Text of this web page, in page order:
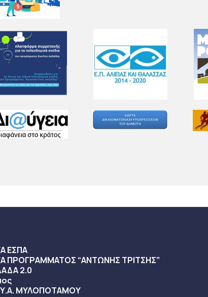
ΕΣΠΑ
ΠΡΟΓΡΑΜΜΑΤΟΣ “ΑΝΤΩΝΗΣ ΤΡΙΤΣΗΣ”
2.0
ΜΥΛΟΠΟΤΑΜΟΥ